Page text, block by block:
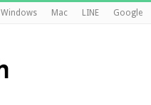
Windows Mac LINE Google